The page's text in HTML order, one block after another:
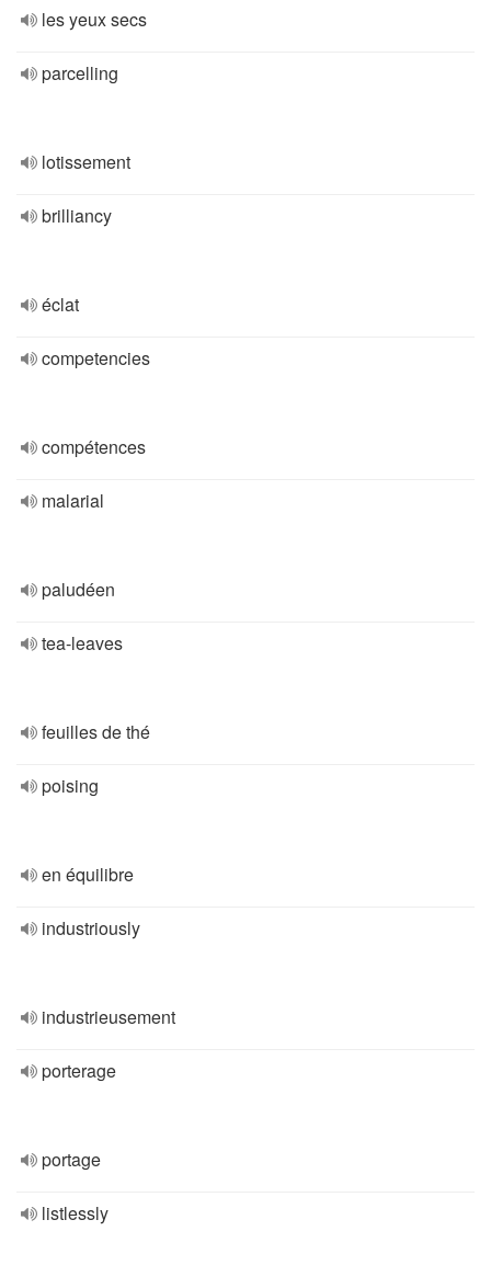
les yeux secs
parcelling
lotissement
brilliancy
éclat
competencies
compétences
malarial
paludéen
tea-leaves
feuilles de thé
poising
en équilibre
industriously
industrieusement
porterage
portage
listlessly